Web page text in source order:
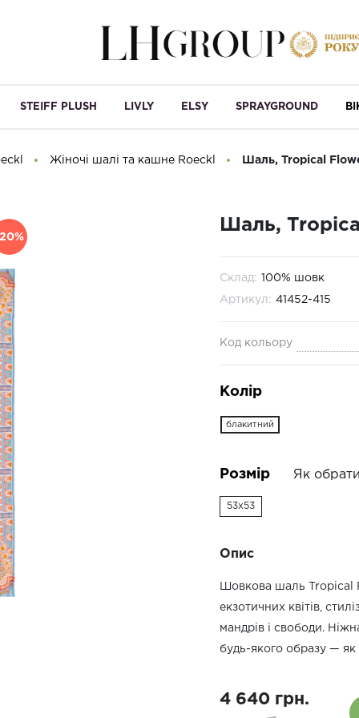
STEIFF PLUSH LIVLY ELSY SPRAYGROUND
Жіночі шалі та кашне Roeckl Шаль, Tropical
Шаль,
Склад: 100% шовк
Артикул: 41452-415
Код кольору
Колір
блакитний
Розмір Як
53x53
Опис
Шовкова шаль Tropical
екзотичних квітів,
мандрів і свободи.
будь-якого образу — як
4 640 грн.